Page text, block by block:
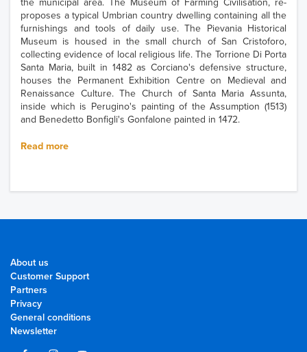
proposes a typical Umbrian country dwelling containing all the
furnishings and tools of daily use. The Pievania Historical
Museum is housed in the small church of San Cristoforo,
collecting evidence of local religious life. The Torrione Di Porta
Santa Maria, built in 1482 as Corciano's defensive structure,
houses the Permanent Exhibition Centre on Medieval and
Renaissance Culture. The Church of Santa Maria Assunta,
inside which is Perugino's painting of the Assumption (1513)
and Benedetto Bonfigli's Gonfalone painted in 1472.
Read more
About us
Customer Support
Partners
Privacy
General conditions
Newsletter